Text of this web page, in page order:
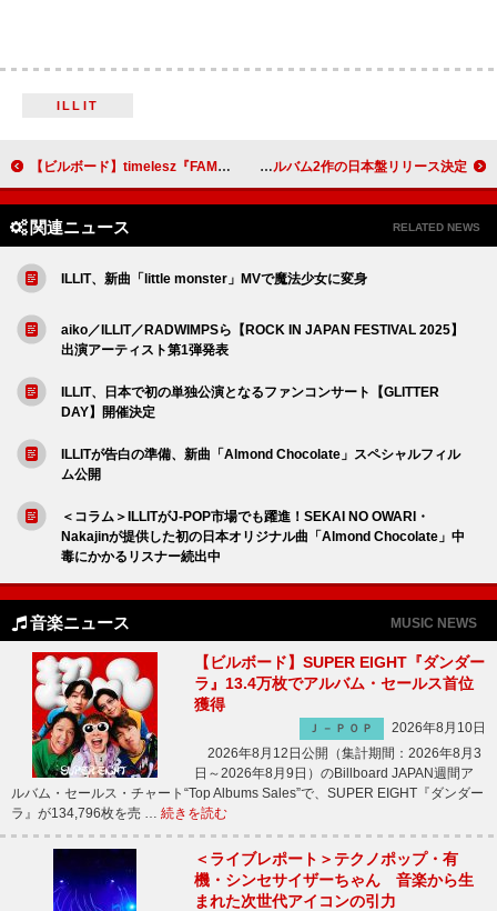
ILLIT
【ビルボード】timelesz『FAM』64万枚超でアルバム・セールス首位 ENHYPEN／スパドラが続く ブライアン・イーノ＆ビーティー・ウルフ、コラボ・アルバム2作の日本盤リリース決定
関連ニュース RELATED NEWS
ILLIT、新曲「little monster」MVで魔法少女に変身
aiko／ILLIT／RADWIMPSら【ROCK IN JAPAN FESTIVAL 2025】
出演アーティスト第1弾発表
ILLIT、日本で初の単独公演となるファンコンサート【GLITTER
DAY】開催決定
ILLITが告白の準備、新曲「Almond Chocolate」スペシャルフィル
ム公開
＜コラム＞ILLITがJ-POP市場でも躍進！SEKAI NO OWARI・
Nakajinが提供した初の日本オリジナル曲「Almond Chocolate」中
毒にかかるリスナー続出中
音楽ニュース MUSIC NEWS
【ビルボード】SUPER EIGHT『ダンダー
ラ』13.4万枚でアルバム・セールス首位
獲得
Ｊ－ＰＯＰ
2026年8月10日
2026年8月12日公開（集計期間：2026年8月3
日～2026年8月9日）のBillboard JAPAN週間ア
ルバム・セールス・チャート“Top Albums Sales”で、SUPER EIGHT『ダンダー
ラ』が134,796枚を売 … 続きを読む
＜ライブレポート＞テクノポップ・有
機・シンセサイザーちゃん 音楽から生
まれた次世代アイコンの引力